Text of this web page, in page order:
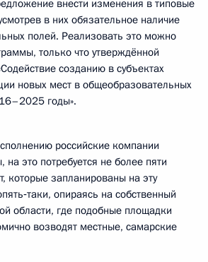
внести изменения в типовые
в них обязательное наличие
полей. Реализовать это можно
только что утверждённой
созданию в субъектах
новых мест в общеобразовательных
годы».
российские компании
это потребуется не более пяти
которые запланированы на эту
опираясь на собственный
области, где подобные площадки
возводят местные, самарские